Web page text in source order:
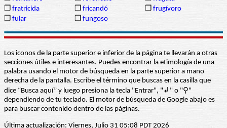
❒ fratricida ❒ fricandó ❒ frugívoro
❒ fular ❒ fungoso
Los iconos de la parte superior e inferior de la página te llevarán a otras
secciones útiles e interesantes. Puedes encontrar la etimología de una
palabra usando el motor de búsqueda en la parte superior a mano
derecha de la pantalla. Escribe el término que buscas en la casilla que
dice “Busca aquí” y luego presiona la tecla "Entrar", "↲" o "⚲"
dependiendo de tu teclado. El motor de búsqueda de Google abajo es
para buscar contenido dentro de las páginas.
Última actualización: Viernes, Julio 31 05:08 PDT 2026